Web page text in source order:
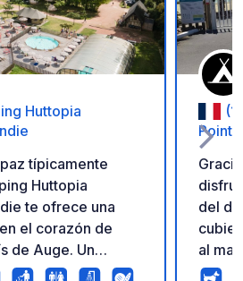
Huttopia
típicamente
Huttopia
te ofrece una
el corazón de
de Auge. Un
renovado con
Point
del
al
julio y